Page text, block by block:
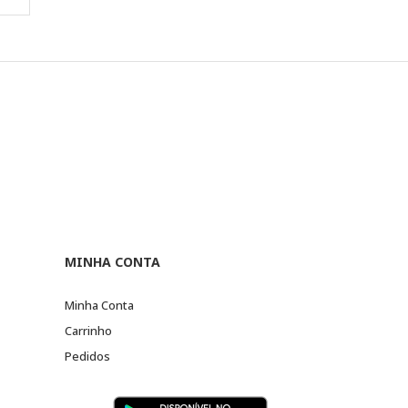
MINHA CONTA
Minha Conta
Carrinho
Pedidos